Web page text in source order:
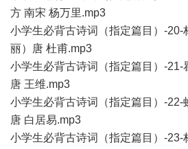
方 南宋 杨万里.mp3
小学生必背古诗词（指定篇目）-20-
丽）唐 杜甫.mp3
小学生必背古诗词（指定篇目）-21-
唐 王维.mp3
小学生必背古诗词（指定篇目）-22-
唐 白居易.mp3
小学生必背古诗词（指定篇目）-23-